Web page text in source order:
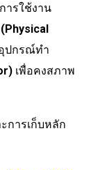
ารใช้งาน
(Physical
ปกรณ์ทำ
เพื่อคงสภาพ
การเก็บหลัก